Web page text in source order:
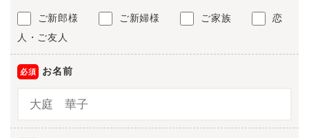
ご新郎様 ご新婦様 ご家族
恋
人・ご友人
お名前